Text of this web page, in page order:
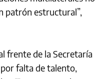
patrón estructural”,
frente de la Secretaría
falta de talento,